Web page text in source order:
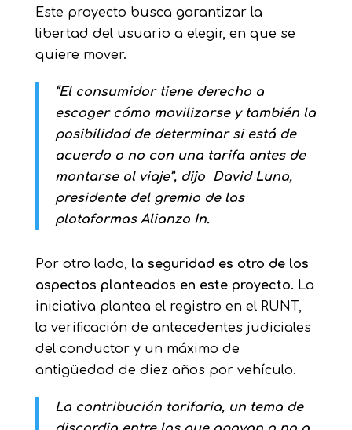
Este proyecto busca garantizar la
libertad del usuario a elegir, en que se
quiere mover.
“El consumidor tiene derecho a
escoger cómo movilizarse y también la
posibilidad de determinar si está de
acuerdo o no con una tarifa antes de
montarse al viaje”, dijo David Luna,
presidente del gremio de las
plataformas Alianza In.
Por otro lado, la seguridad es otro de los
aspectos planteados en este proyecto. La
iniciativa plantea el registro en el RUNT,
la verificación de antecedentes judiciales
del conductor y un máximo de
antigüedad de diez años por vehículo.
La contribución tarifaria, un tema de